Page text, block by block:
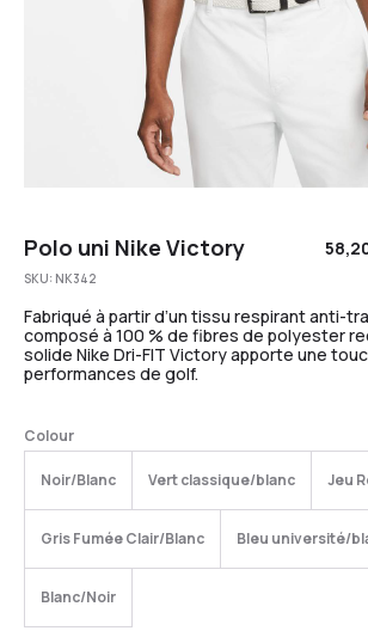
Polo uni Nike Victory
SKU: NK342
Fabriqué à partir d’un tissu respirant anti-
composé à 100 % de fibres de polyester
solide Nike Dri-FIT Victory apporte une
performances de golf.
Colour
Noir/Blanc Vert classique/blanc Jeu
Gris Fumée Clair/Blanc Bleu université/
Blanc/Noir